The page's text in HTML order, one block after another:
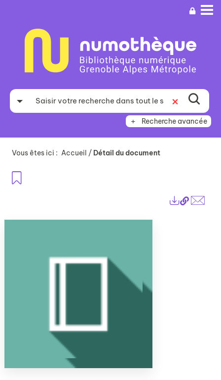
recherche
Recherche avancée
Vous êtes ici : Accueil / Détail du document
Lien